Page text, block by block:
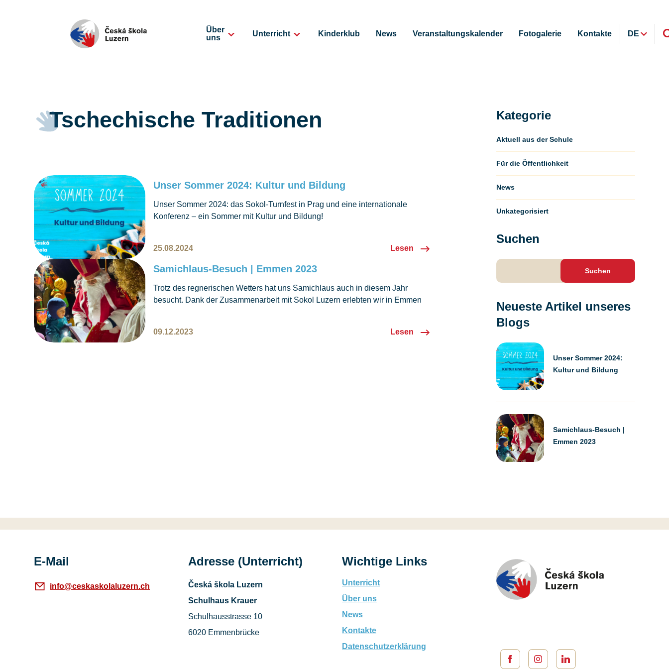
Über
uns
Unterricht Kinderklub News Veranstaltungskalender Fotogalerie Kontakte DE
Tschechische Traditionen
Unser Sommer 2024: Kultur und Bildung
Unser Sommer 2024: das Sokol-Turnfest in Prag und eine internationale
Konferenz – ein Sommer mit Kultur und Bildung!
25.08.2024 Lesen
Samichlaus-Besuch | Emmen 2023
Trotz des regnerischen Wetters hat uns Samichlaus auch in diesem Jahr
besucht. Dank der Zusammenarbeit mit Sokol Luzern erlebten wir in Emmen
schlossen sich fast 30 Kinder mit ihren Eltern unserer Gruppe an…
09.12.2023 Lesen
Kategorie
Aktuell aus der Schule
Für die Öffentlichkeit
News
Unkategorisiert
Suchen
Neueste Artikel unseres
Blogs
Unser Sommer 2024:
Kultur und Bildung
Samichlaus-Besuch |
Emmen 2023
E-Mail
info@ceskaskolaluzern.ch
Adresse (Unterricht)
Česká škola Luzern
Schulhaus Krauer
Schulhausstrasse 10
6020 Emmenbrücke
Wichtige Links
Unterricht
Über uns
News
Kontakte
Datenschutzerklärung